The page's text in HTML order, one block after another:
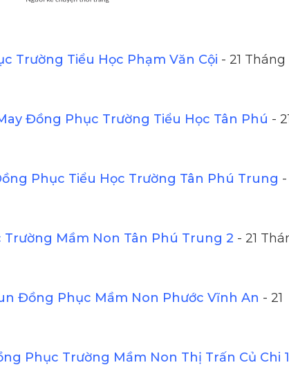
Trường Tiểu Học Phạm Văn Cội - 21 Tháng
Đồng Phục Trường Tiểu Học Tân Phú -
Phục Tiểu Học Trường Tân Phú Trung -
Trường Mầm Non Tân Phú Trung 2 - 21
Đồng Phục Mầm Non Phước Vĩnh An - 21
Phục Trường Mầm Non Thị Trấn Củ Chi 1